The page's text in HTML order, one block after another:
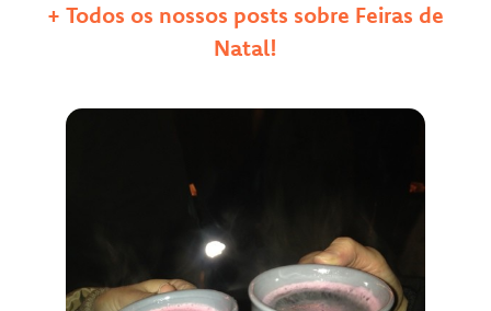
+ Todos os nossos posts sobre Feiras de
Natal!